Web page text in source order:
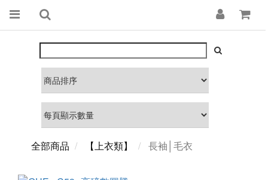
全部商品 【上衣類】 長袖│毛衣